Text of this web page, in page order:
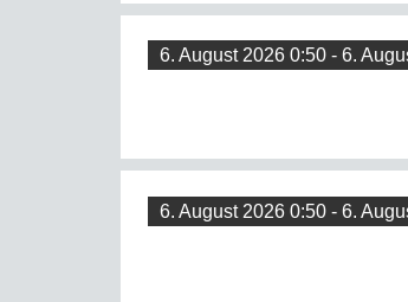
6. August 2026 0:50 - 6.
6. August 2026 0:50 - 6.